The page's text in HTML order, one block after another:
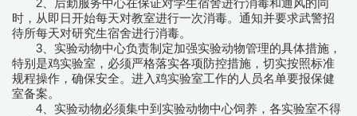
2、后勤服务中心在保证对学生宿舍进行消毒和通风的同
时，从即日开始每天对教室进行一次消毒。通知并要求武警招
待所每天对研究生宿舍进行消毒。
3、实验动物中心负责制定加强实验动物管理的具体措施，
特别是鸡实验室，必须严格落实各项防控措施，切实按照标准
规程操作，确保安全。进入鸡实验室工作的人员名单要报保健
室备案。
4、实验动物必须集中到实验动物中心饲养，各实验室不得